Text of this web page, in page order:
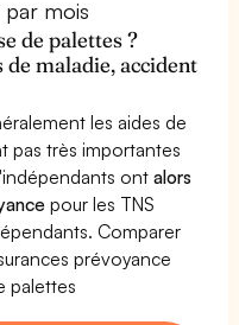
mois
de palettes ?
de maladie, accident
les aides de
pas très importantes
ontalors
pour les TNS
Comparer
prévoyance
palettes